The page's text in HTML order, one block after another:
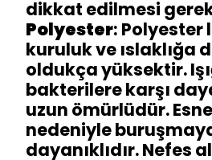
dikkat edilmesi
Polyester: Polyester
kuruluk ve ıslaklığa
oldukça yüksektir.
bakterilere karşı
uzun ömürlüdür.
nedeniyle
dayanıklıdır. Nefes